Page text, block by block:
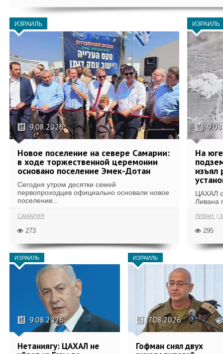
ИЗРАИЛЬ
9.08.2026
Новое поселение на севере Самарии:
в ходе торжественной церемонии
основано поселение Эмек-Дотан
Сегодня утром десятки семей
первопроходцев официально основали новое
поселение...
САМАРИЯ
273
ИЗРАИЛЬ
На
изъял
ЦАХАЛ
Ливана
ЛИВАН
295
ИЗРАИЛЬ
9.08.2026
Нетаниягу: ЦАХАЛ не
ИЗРАИЛЬ
7.08.2026
Гофман снял двух